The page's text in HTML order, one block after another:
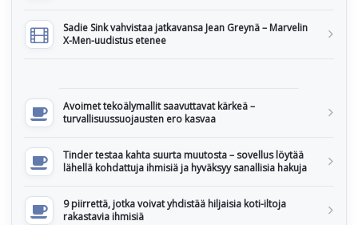
Sadie Sink vahvistaa jatkavansa Jean Greynä – Marvelin
X-Men-uudistus etenee
Avoimet tekoälymallit saavuttavat kärkeä –
turvallisuussuojausten ero kasvaa
Tinder testaa kahta suurta muutosta – sovellus löytää
lähellä kohdattuja ihmisiä ja hyväksyy sanallisia hakuja
9 piirrettä, jotka voivat yhdistää hiljaisia koti-iltoja
rakastavia ihmisiä